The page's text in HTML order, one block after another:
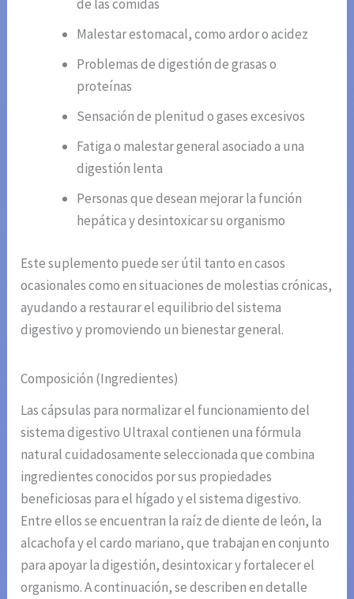
de las comidas
Malestar estomacal, como ardor o acidez
Problemas de digestión de grasas o
proteínas
Sensación de plenitud o gases excesivos
Fatiga o malestar general asociado a una
digestión lenta
Personas que desean mejorar la función
hepática y desintoxicar su organismo
Este suplemento puede ser útil tanto en casos
ocasionales como en situaciones de molestias crónicas,
ayudando a restaurar el equilibrio del sistema
digestivo y promoviendo un bienestar general.
Composición (Ingredientes)
Las cápsulas para normalizar el funcionamiento del
sistema digestivo Ultraxal contienen una fórmula
natural cuidadosamente seleccionada que combina
ingredientes conocidos por sus propiedades
beneficiosas para el hígado y el sistema digestivo.
Entre ellos se encuentran la raíz de diente de león, la
alcachofa y el cardo mariano, que trabajan en conjunto
para apoyar la digestión, desintoxicar y fortalecer el
organismo. A continuación, se describen en detalle